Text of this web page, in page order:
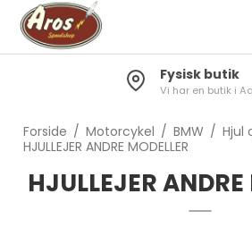
Fysisk butik
Vi har en butik i
Forside / Motorcykel / BMW / Hjul
HJULLEJER ANDRE MODELLER
HJULLEJER ANDRE